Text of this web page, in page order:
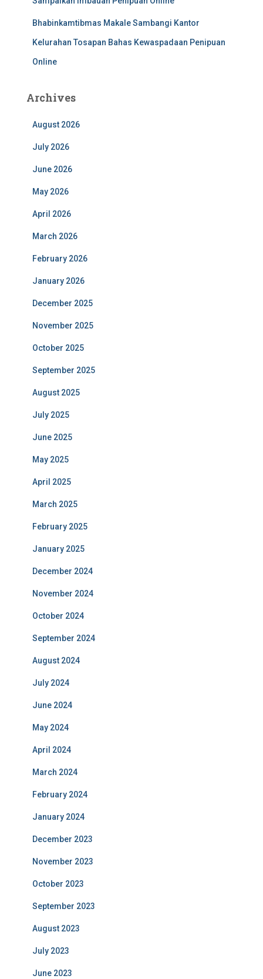
Bhabinkamtibmas Makale Sambangi Kantor
Kelurahan Tosapan Bahas Kewaspadaan Penipuan
Online
Archives
August 2026
July 2026
June 2026
May 2026
April 2026
March 2026
February 2026
January 2026
December 2025
November 2025
October 2025
September 2025
August 2025
July 2025
June 2025
May 2025
April 2025
March 2025
February 2025
January 2025
December 2024
November 2024
October 2024
September 2024
August 2024
July 2024
June 2024
May 2024
April 2024
March 2024
February 2024
January 2024
December 2023
November 2023
October 2023
September 2023
August 2023
July 2023
June 2023